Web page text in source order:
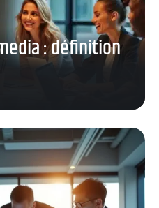
: définition